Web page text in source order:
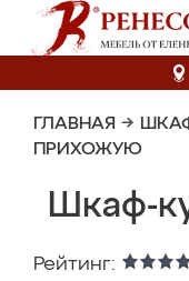
ГЛАВНАЯ →
ПРИХОЖУЮ
Шкаф-
Рейтинг: